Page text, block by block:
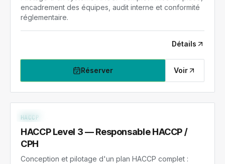
encadrement des équipes, audit interne et conformité
réglementaire.
Détails
Réserver Voir
HACCP-3
HACCP
HACCP Level 3 — Responsable HACCP /
CPH
Conception et pilotage d'un plan HACCP complet :